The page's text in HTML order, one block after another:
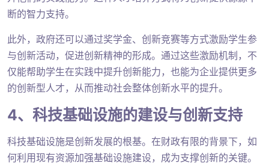
断的智力支持。
此外，政府还可以通过奖学金、创新竞赛等方式激励学生参
与创新活动，促进创新精神的形成。通过这些激励机制，不
仅能帮助学生在实践中提升创新能力，也能为企业提供更多
的创新型人才，从而推动社会整体创新水平的提升。
4、科技基础设施的建设与创新支持
科技基础设施是创新发展的根基。在财政有限的背景下，如
何利用现有资源加强基础设施建设，成为支撑创新的关键。